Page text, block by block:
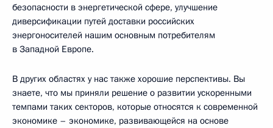
безопасности в энергетической сфере, улучшение
диверсификации путей доставки российских
энергоносителей нашим основным потребителям
в Западной Европе.
В других областях у нас также хорошие перспективы. Вы
знаете, что мы приняли решение о развитии ускоренными
темпами таких секторов, которые относятся к современной
экономике – экономике, развивающейся на основе